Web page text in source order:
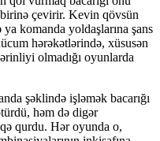
çevirir. Kevin qövsün
komanda yoldaşlarına şans
hərəkətlərində, xüsusən
olmadığı oyunlarda
şəklində işləmək bacarığı
həm də digər
qurdu. Hər oyunda o,